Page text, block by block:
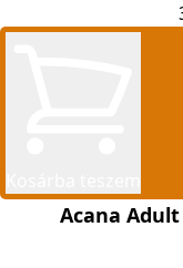
Acana Adult